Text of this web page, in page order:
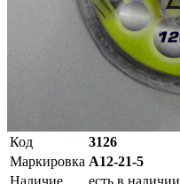
Код
3126
Маркировка А12-21-5
Наличие
есть в наличии